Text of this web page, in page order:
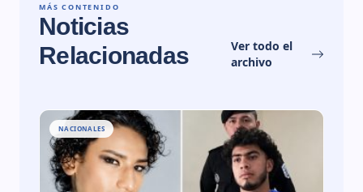
MÁS CONTENIDO
Noticias
Relacionadas
Ver todo el
archivo
NACIONALES